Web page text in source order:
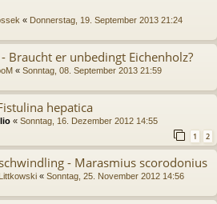
« Donnerstag, 19. September 2013 21:24
Braucht er unbedingt Eichenholz?
« Sonntag, 08. September 2013 21:59
hepatica
« Sonntag, 16. Dezember 2012 14:55
1 2
- Marasmius scorodonius
« Sonntag, 25. November 2012 14:56